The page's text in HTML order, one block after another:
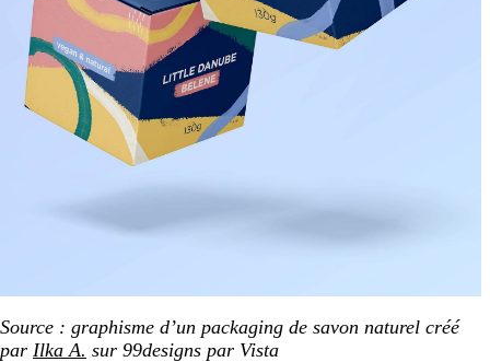
Source : graphisme d’un packaging de savon naturel créé
par Ilka A. sur 99designs par Vista